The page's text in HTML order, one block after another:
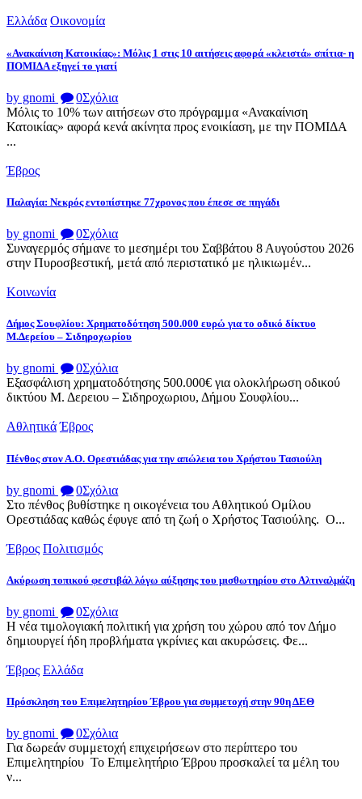
Ελλάδα Οικονομία
«Ανακαίνιση Κατοικίας»: Μόλις 1 στις 10 αιτήσεις αφορά «κλειστά» σπίτια- η
ΠΟΜΙΔΑ εξηγεί το γιατί
by gnomi 0Σχόλια
Μόλις το 10% των αιτήσεων στο πρόγραμμα «Ανακαίνιση
Κατοικίας» αφορά κενά ακίνητα προς ενοικίαση, με την ΠΟΜΙΔΑ
...
Έβρος
Παλαγία: Νεκρός εντοπίστηκε 77χρονος που έπεσε σε πηγάδι
by gnomi 0Σχόλια
Συναγερμός σήμανε το μεσημέρι του Σαββάτου 8 Αυγούστου 2026
στην Πυροσβεστική, μετά από περιστατικό με ηλικιωμέν...
Κοινωνία
Δήμος Σουφλίου: Χρηματοδότηση 500.000 ευρώ για το οδικό δίκτυο
Μ.Δερείου – Σιδηροχωρίου
by gnomi 0Σχόλια
Εξασφάλιση χρηματοδότησης 500.000€ για ολοκλήρωση οδικού
δικτύου Μ. Δερειου – Σιδηροχωριου, Δήμου Σουφλίου...
Αθλητικά Έβρος
Πένθος στον Α.Ο. Ορεστιάδας για την απώλεια του Χρήστου Τασιούλη
by gnomi 0Σχόλια
Στο πένθος βυθίστηκε η οικογένεια του Αθλητικού Ομίλου
Ορεστιάδας καθώς έφυγε από τη ζωή ο Χρήστος Τασιούλης. Ο...
Έβρος Πολιτισμός
Ακύρωση τοπικού φεστιβάλ λόγω αύξησης του μισθωτηρίου στο Αλτιναλμάζη
by gnomi 0Σχόλια
Η νέα τιμολογιακή πολιτική για χρήση του χώρου από τον Δήμο
δημιουργεί ήδη προβλήματα γκρίνιες και ακυρώσεις. Φε...
Έβρος Ελλάδα
Πρόσκληση του Επιμελητηρίου Έβρου για συμμετοχή στην 90η ΔΕΘ
by gnomi 0Σχόλια
Για δωρεάν συμμετοχή επιχειρήσεων στο περίπτερο του
Επιμελητηρίου Το Επιμελητήριο Έβρου προσκαλεί τα μέλη του
ν...